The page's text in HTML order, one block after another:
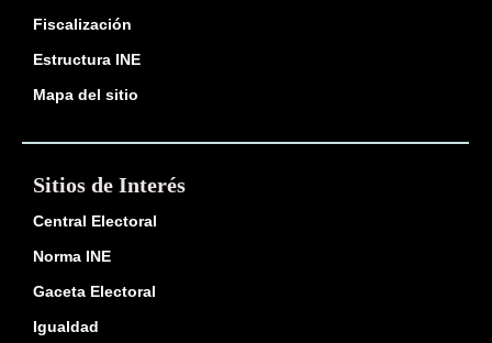
Fiscalización
Estructura INE
Mapa del sitio
Sitios de Interés
Central Electoral
Norma INE
Gaceta Electoral
Igualdad